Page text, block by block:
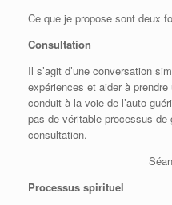
Ce que je propose sont deux
Consultation
Il s’agit d’une conversation
expériences et aider à
conduit à la voie de l’auto-
pas de véritable processus
consultation.
Processus spirituel